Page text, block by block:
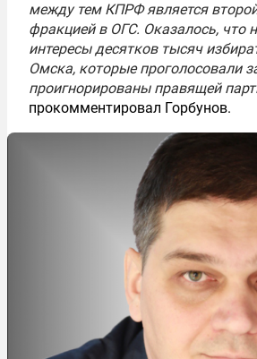
между тем КПРФ является
фракцией в ОГС. Оказалось, что
интересы десятков тысяч
Омска, которые проголосовали
проигнорированы правящей
прокомментировал Горбунов.